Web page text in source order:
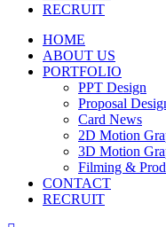
RECRUIT
HOME
ABOUT US
PORTFOLIO
PPT Design
Proposal
Card News
2D Motion
3D Motion
Filming &
CONTACT
RECRUIT